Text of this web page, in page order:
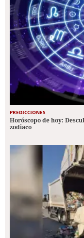
PREDICCIONES
Horóscopo de hoy:
zodiaco